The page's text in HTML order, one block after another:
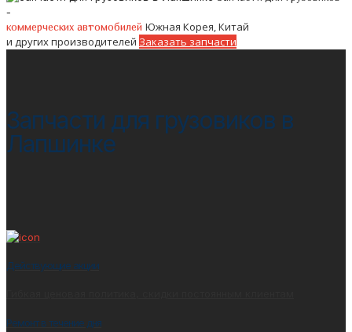
-
коммерческих автомобилей Южная Корея, Китай
и других производителей Заказать запчасти
Запчасти для грузовиков в
Лапшинке
Действующие акции
Ремонт в течение дня